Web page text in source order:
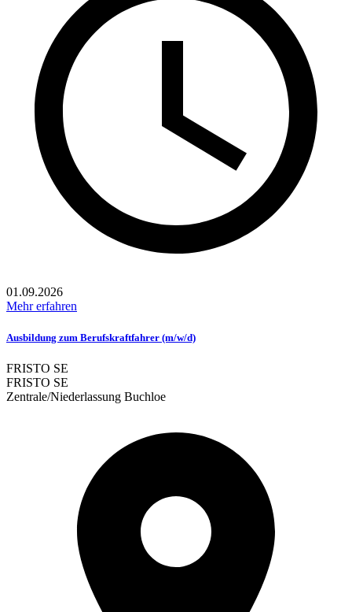
01.09.2026
Mehr erfahren
Ausbildung zum Berufskraftfahrer (m/w/d)
FRISTO SE
FRISTO SE
Zentrale/Niederlassung Buchloe